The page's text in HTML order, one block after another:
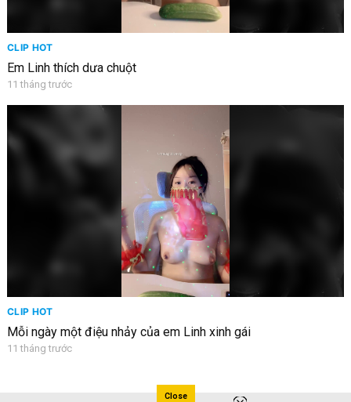
CLIP HOT
Em Linh thích dưa chuột
11 tháng trước
CLIP HOT
Mỗi ngày một điệu nhảy của em Linh xinh gái
11 tháng trước
Close